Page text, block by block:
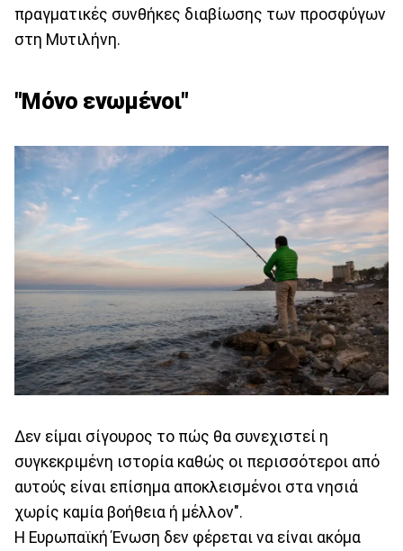
πραγματικές συνθήκες διαβίωσης των προσφύγων
στη Μυτιλήνη.
"Μόνο ενωμένοι"
Δεν είμαι σίγουρος το πώς θα συνεχιστεί η
συγκεκριμένη ιστορία καθώς οι περισσότεροι από
αυτούς είναι επίσημα αποκλεισμένοι στα νησιά
χωρίς καμία βοήθεια ή μέλλον".
Η Ευρωπαϊκή Ένωση δεν φέρεται να είναι ακόμα